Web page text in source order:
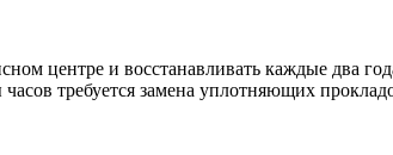
центре и восстанавливать каждые два
требуется замена уплотняющих